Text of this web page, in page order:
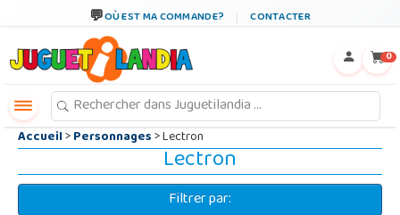
OÙ EST MA COMMANDE? CONTACTER
0
Accueil>Personnages> Lectron
Lectron
Filtrer par: